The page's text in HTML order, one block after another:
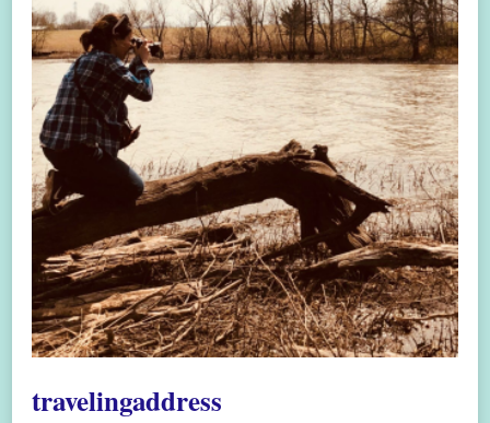
travelingaddress